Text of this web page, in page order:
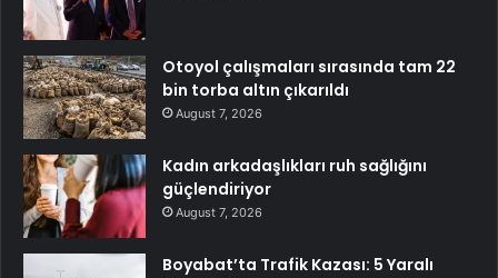
Otoyol çalışmaları sırasında tam 22
bin torba altın çıkarıldı
August 7, 2026
Kadın arkadaşlıkları ruh sağlığını
güçlendiriyor
August 7, 2026
Boyabat’ta Trafik Kazası: 5 Yaralı